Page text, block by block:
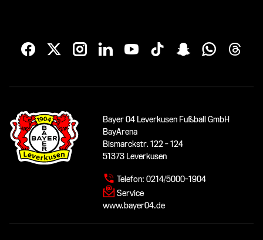
Bayer 04 Leverkusen Fußball GmbH
BayArena
Bismarckstr. 122 - 124
51373 Leverkusen
Telefon: 0214/5000-1904
Service
www.bayer04.de